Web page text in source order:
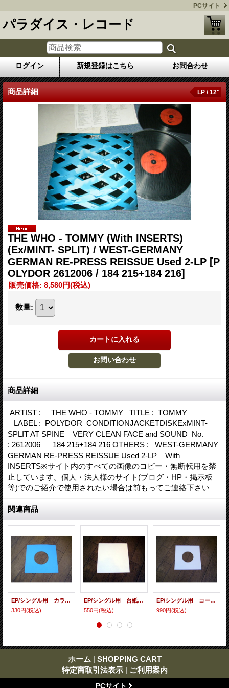
PCサイト
パラダイス・レコード
ログイン 新規登録はこちら お問合わせ
商品詳細 LP / 12"
THE WHO - TOMMY (With INSERTS)
(Ex/MINT- SPLIT) / WEST-GERMANY
GERMAN RE-PRESS REISSUE Used 2-LP [P
OLYDOR 2612006 / 184 215+184 216]
販売価格: 8,580円(税込)
数量:
商品詳細
ARTIST : THE WHO - TOMMY TITLE : TOMMY
LABEL : POLYDOR CONDITIONJACKETDISKExMINT-
SPLIT AT SPINE VERY CLEAN FACE and SOUND No.
: 2612006 184 215+184 216 OTHERS : WEST-GERMANY
GERMAN RE-PRESS REISSUE Used 2-LP With
INSERTS※サイト内のすべての画像のコピー・無断転用を禁
止しています。個人・法人様のサイト(ブログ・HP・掲示板
等)でのご紹介で使用されたい場合は前もってご連絡下さい
関連商品
EP/シングル用 カラースリーヴ（全4色） 5枚セット
330円(税込)
EP/シングル用 台紙 10枚セット
550円(税込)
EP/シングル用 コート紙丸穴ジャケ 白 10 copies set / １０枚セット
990円(税込)
ホーム | SHOPPING CART
特定商取引法表示 | ご利用案内
PCサイト